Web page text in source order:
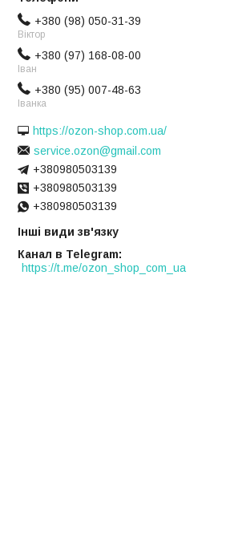
+380 (98) 050-31-39
Віктор
+380 (97) 168-08-00
Іван
+380 (95) 007-48-63
Іванка
https://ozon-shop.com.ua/
service.ozon@gmail.com
+380980503139
+380980503139
+380980503139
Інші види зв'язку
Канал в Telegram
https://t.me/ozon_shop_com_ua